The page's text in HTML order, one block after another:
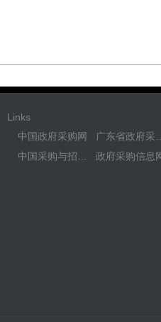
Links
中国政府采购网
政府采购信息